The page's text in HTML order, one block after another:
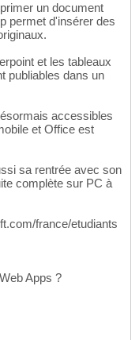
un document
permet d'insérer des
et les tableaux
publiables dans un
accessibles
et Office est
sa rentrée avec son
complète sur PC à
france/etudiants
Apps ?